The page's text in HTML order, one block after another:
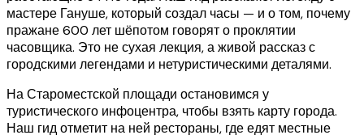
мастере Гануше, который создал часы — и о том, почему
пражане 600 лет шёпотом говорят о проклятии
часовщика. Это не сухая лекция, а живой рассказ с
городскими легендами и нетуристическими деталями.
На Староместской площади остановимся у
туристического инфоцентра, чтобы взять карту города.
Наш гид отметит на ней рестораны, где едят местные